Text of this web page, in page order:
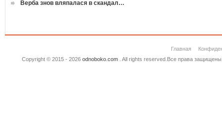
Верба знов вляпалася в скандал…
Главная
Copyright © 2015 - 2026 odnoboko.com. All rights reserved.Все права защищены.